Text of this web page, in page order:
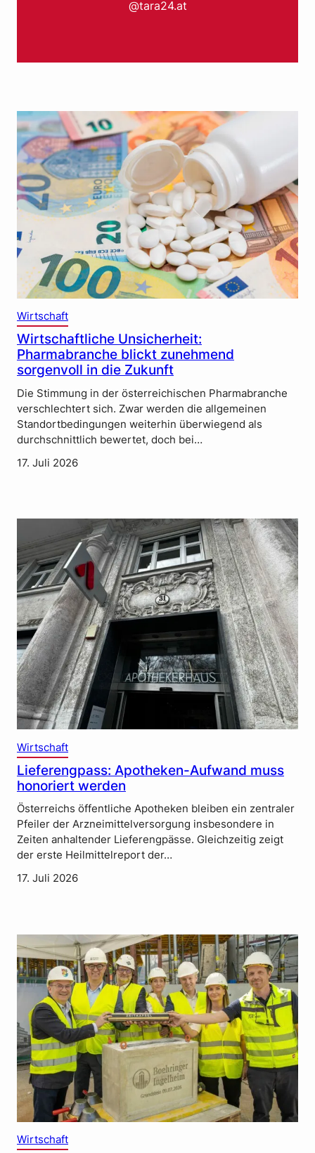
@tara24.at
Wirtschaft
Wirtschaftliche Unsicherheit:
Pharmabranche blickt zunehmend
sorgenvoll in die Zukunft
Die Stimmung in der österreichischen Pharmabranche
verschlechtert sich. Zwar werden die allgemeinen
Standortbedingungen weiterhin überwiegend als
durchschnittlich bewertet, doch bei…
17. Juli 2026
Wirtschaft
Lieferengpass: Apotheken-Aufwand muss
honoriert werden
Österreichs öffentliche Apotheken bleiben ein zentraler
Pfeiler der Arzneimittelversorgung insbesondere in
Zeiten anhaltender Lieferengpässe. Gleichzeitig zeigt
der erste Heilmittelreport der…
17. Juli 2026
Wirtschaft